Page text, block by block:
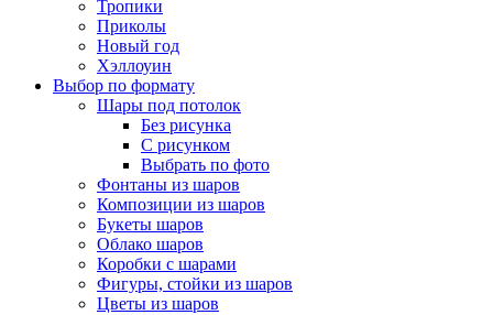
Тропики
Приколы
Новый год
Хэллоуин
Выбор по формату
Шары под потолок
Без рисунка
С рисунком
Выбрать по фото
Фонтаны из шаров
Композиции из шаров
Букеты шаров
Облако шаров
Коробки с шарами
Фигуры, стойки из шаров
Цветы из шаров